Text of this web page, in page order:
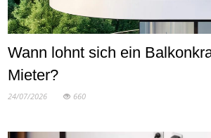
Wann lohnt sich ein
Mieter?
24/07/2026 660